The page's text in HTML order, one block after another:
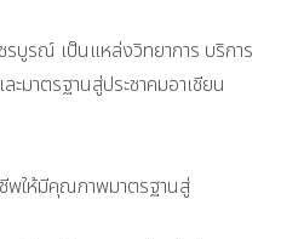
รบูรณ์ เป็นแหล่งวิทยาการ บริการ
มาตรฐานสู่ประชาคมอาเชียน
พให้มีคุณภาพมาตรฐานสู่